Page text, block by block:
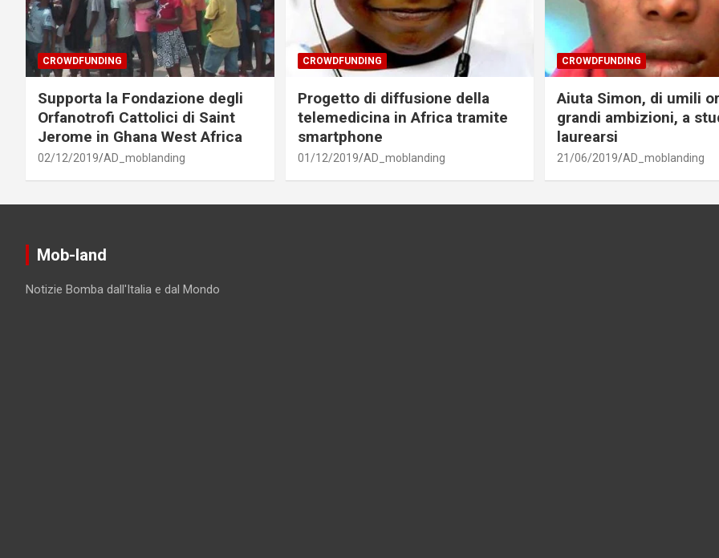
CROWDFUNDING
Supporta la Fondazione degli
Orfanotrofi Cattolici di Saint
Jerome in Ghana West Africa
02/12/2019 AD_moblanding
CROWDFUNDING
Progetto di diffusione della
telemedicina in Africa tramite
smartphone
01/12/2019 AD_moblanding
CROWDFUNDING
Aiuta Simon, di umili
grandi ambizioni, a
laurearsi
21/06/2019 AD_moblanding
Mob-land
Notizie Bomba dall'Italia e dal Mondo